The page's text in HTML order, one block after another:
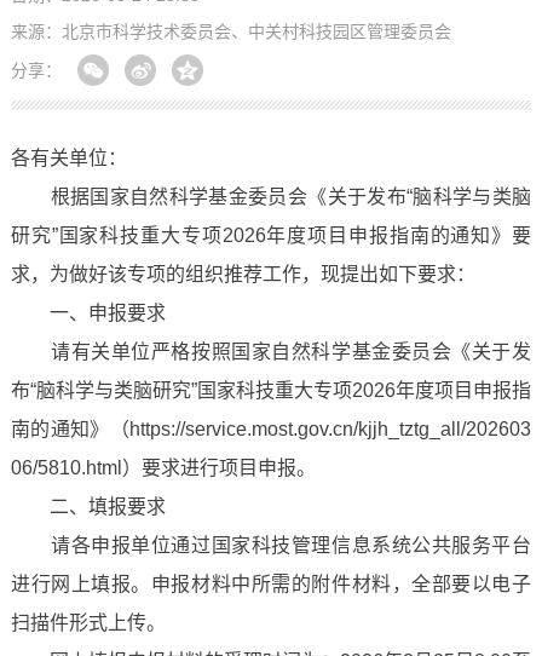
来源：北京市科学技术委员会、中关村科技园区管理委员会
分享：
各有关单位：
根据国家自然科学基金委员会《关于发布“脑科学与类脑
研究”国家科技重大专项2026年度项目申报指南的通知》要
求，为做好该专项的组织推荐工作，现提出如下要求：
一、申报要求
请有关单位严格按照国家自然科学基金委员会《关于发
布“脑科学与类脑研究”国家科技重大专项2026年度项目申报指
南的通知》（https://service.most.gov.cn/kjjh_tztg_all/202603
06/5810.html）要求进行项目申报。
二、填报要求
请各申报单位通过国家科技管理信息系统公共服务平台
进行网上填报。申报材料中所需的附件材料，全部要以电子
扫描件形式上传。